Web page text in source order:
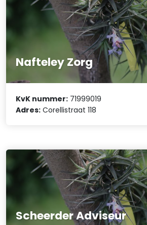
Nafteley Zorg
KvK nummer: 71999019
Adres: Corellistraat 118
Scheerder Adviseur